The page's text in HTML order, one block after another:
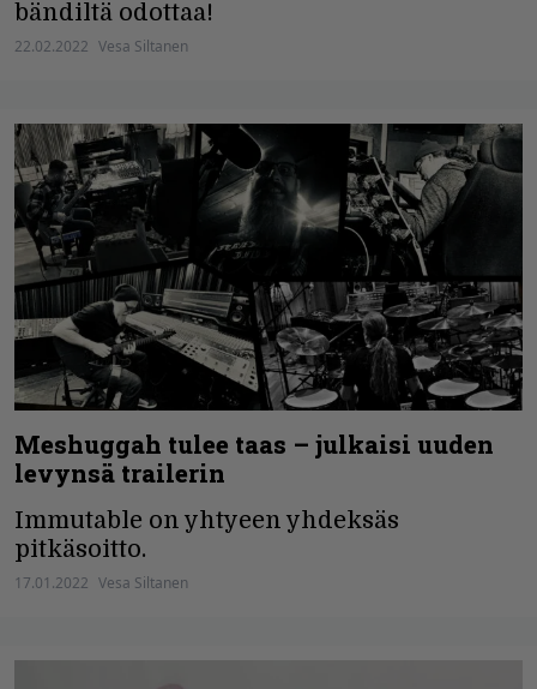
bändiltä odottaa!
22.02.2022 Vesa Siltanen
Meshuggah tulee taas – julkaisi uuden
levynsä trailerin
Immutable on yhtyeen yhdeksäs
pitkäsoitto.
17.01.2022 Vesa Siltanen